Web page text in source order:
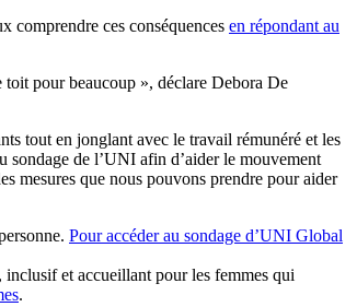
comprendre ces conséquences en répondant au
toit pour beaucoup », déclare Debora De
tout en jonglant avec le travail rémunéré et les
sondage de l’UNI afin d’aider le mouvement
mesures que nous pouvons prendre pour aider
Pour accéder au sondage d’UNI Global
inclusif et accueillant pour les femmes qui
.